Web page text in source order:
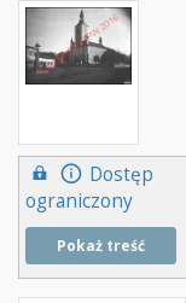
Dostęp
ograniczony
Pokaż treść